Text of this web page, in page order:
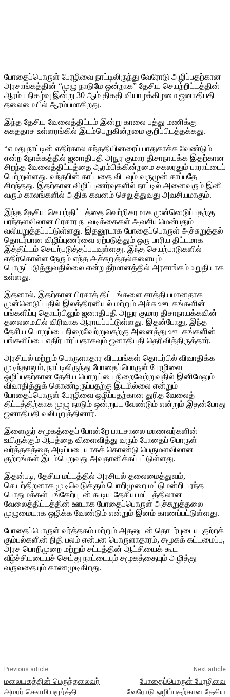
போதைப்பொருள் பேரழிவை நாட்டிலிருந்து வேரோடு அழிப்பதற்கான
அரசாங்கத்தின் “முழு நாடுமே ஒன்றாக” தேசிய செயற்றிட்டத்தின்
ஆரம்ப நிகழ்வு இன்று 30 ஆம் திகதி வியாழக்கிழமை ஜனாதிபதி
தலைமையில் ஆரம்பமாகிறது.
இந்த தேசிய வேலைத்திட்டம் இன்று காலை பத்து மணிக்கு
சுகததாச உள்ளரங்கில் இடம்பெறுகின்றமை குறிப்பிடத்தக்கது.
“எமது நாட்டின் எதிர்கால சந்ததியினரைப் பாதுகாக்க வேண்டும்
என்ற நோக்கத்தில் ஜனாதிபதி அநுர குமார திசாநாயக்க இதற்கான
சிறந்த வேலைத்திட்டத்தை ஆரம்பிக்கின்றமை சகலரதும் பாராட்டைப்
பெற்றுள்ளது. வந்தபின் காப்பதை விடவும் வருமுன் காப்பதே
சிறந்தது. இதற்கான விழிப்புணர்வுகளில் நாட்டில் அனைவரும் இனி
வரும் காலங்களில் அதிக கவனம் செலுத்துவது அவசியமாகும்.
இந்த தேசிய செயற்திட்டத்தை வெற்றிகரமாக முன்னெடுப்பதற்கு
பரந்தளவிலான பிரசார நடவடிக்கைகள் அவசியமென்பதும்
வலியுறுத்தப்பட்டுள்ளது. இதனூடாக போதைப்பொருள் அச்சுறுத்தல்
தொடர்பான விழிப்புணர்வை ஏற்படுத்தும் ஒரு பாரிய திட்டமாக
இத்திட்டம் செயற்படுத்தப்படவுள்ளது. இந்த செயற்பாடுகளில்
எதிர்கொள்ள நேரும் எந்த அச்சுறுத்தல்களையும்
பொருட்படுத்துவதில்லை என்ற தீர்மானத்தில் அரசாங்கம் உறுதியாக
உள்ளது.
இதனால், இதற்கான பிரசாத் திட்டங்களை சாத்தியமானதாக
முன்னெடுப்பதில் இலத்திரனியல் மற்றும் அச்சு ஊடகங்களின்
பங்களிப்பு தொடர்பிலும் ஜனாதிபதி அநுர குமார திசாநாயக்கவின்
தலைமையில் விரிவாக ஆராயப்பட்டுள்ளது. இதன்போது, இந்த
தேசிய பொறுப்பை நிறைவேற்றுவதற்கு அனைத்து ஊடகங்களின்
பங்களிப்பை எதிர்பார்ப்பதாகவும் ஜனாதிபதி தெரிவித்திருத்தார்.
அரசியல் மற்றும் பொருளாதார விடயங்கள் தொடர்பில் விவாதிக்க
முடிந்தாலும், நாட்டிலிருந்து போதைப்பொருள் பேரழிவை
ஒழிப்பதற்கான தேசிய பொறுப்பை நிறைவேற்றுவதில் இனிமேலும்
விவாதித்துக் கொண்டிருப்பதற்கு இடமில்லை என்றும்
போதைப்பொருள் பேரழிவை ஒழிப்பதற்கான துரித வேலைத்
திட்டத்திற்காக முழு நாடும் ஒன்றுபட வேண்டும் என்றும் இதன்போது
ஜனாதிபதி வலியுறுத்தினார்.
இளைஞர் சமூகத்தைப் போன்றே பாடசாலை மாணவர்களின்
உயிருக்கும் ஆபத்தை விளைவித்து வரும் போதைப் பொருள்
வர்த்தகத்தை அடிப்படையாகக் கொண்டு பெருமளவிலான
குற்றங்கள் இடம்பெறுவது அவதானிக்கப்பட்டுள்ளது.
இதன்படி, தேசிய மட்டத்தில் அரசியல் தலைமைத்துவம்,
செயற்திறனாக முடிவெடுக்கும் பொறிமுறை மட்டுமன்றி பரந்த
பொதுமக்கள் பங்கேற்புடன் கூடிய தேசிய மட்டத்திலான
வேலைத்திட்டத்தின் ஊடாக போதைப்பொருள் அச்சுறுத்தலை
முழுமையாக ஒழிக்க வேண்டும் என்றும் இனம் காணப்பட்டுள்ளது.
போதைப்பொருள் வர்த்தகம் மற்றும் அதனுடன் தொடர்புடைய குற்றக்
கும்பல்களின் நிதி பலம் என்பன பொருளாதாரம், சமூகக் கட்டமைப்பு,
அரச பொறிமுறை மற்றும் சட்டத்தின் ஆட்சியைக் கூட
வீழ்ச்சியடையச் செய்து நாட்டையும் சமூகத்தையும் அழித்து
வருவதையும் காணமுடிகிறது.
Previous article
மலையகத்தின் பெருந்தலைவர்
அமரர் சௌமியமூர்த்தி
Next article
போதைப்பொருள் பேரழிவை
வேரோடு ஒழிப்பதற்கான தேசிய